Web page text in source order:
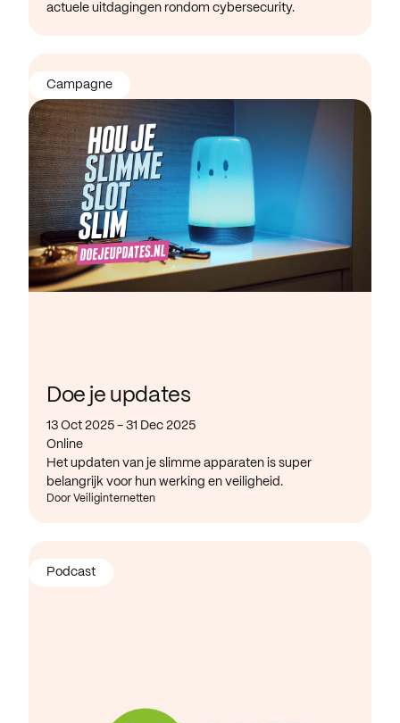
actuele uitdagingen rondom cybersecurity.
Doe je updates
13 Oct 2025 - 31 Dec 2025
Online
Het updaten van je slimme apparaten is super
belangrijk voor hun werking en veiligheid.
Door Veiliginternetten
Campagne
Podcast